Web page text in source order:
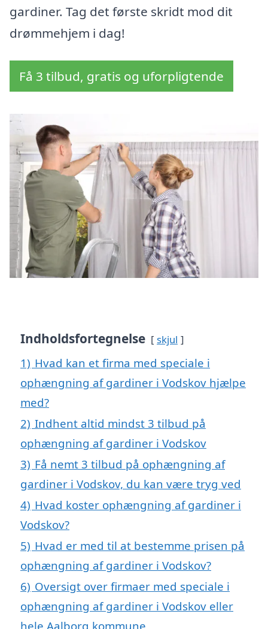
gardiner. Tag det første skridt mod dit
drømmehjem i dag!
Få 3 tilbud, gratis og uforpligtende
Indholdsfortegnelse skjul
1) Hvad kan et firma med speciale i
ophængning af gardiner i Vodskov hjælpe
med?
2) Indhent altid mindst 3 tilbud på
ophængning af gardiner i Vodskov
3) Få nemt 3 tilbud på ophængning af
gardiner i Vodskov, du kan være tryg ved
4) Hvad koster ophængning af gardiner i
Vodskov?
5) Hvad er med til at bestemme prisen på
ophængning af gardiner i Vodskov?
6) Oversigt over firmaer med speciale i
ophængning af gardiner i Vodskov eller
hele Aalborg kommune